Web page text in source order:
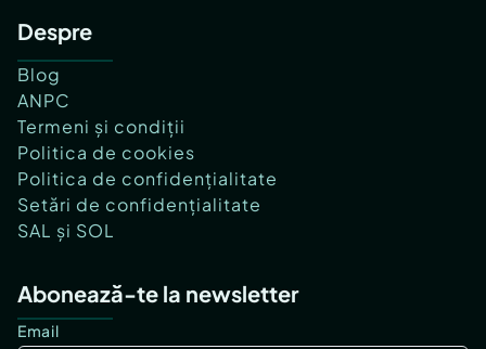
Despre
Blog
ANPC
Termeni și condiții
Politica de cookies
Politica de confidențialitate
Setări de confidențialitate
SAL și SOL
Abonează-te la newsletter
Email